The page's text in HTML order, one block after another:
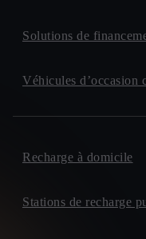
Solutions de
Véhicules d’occasion
Recharge à domicile
Stations de recharge